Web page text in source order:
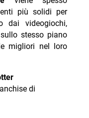
più solidi per
dai videogiochi,
stesso piano
migliori nel loro
di